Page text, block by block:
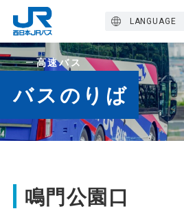
LANGUAGE
トップページ
西バスの魅力
高速バス
高速バス
バスのりば
鳴門公園口